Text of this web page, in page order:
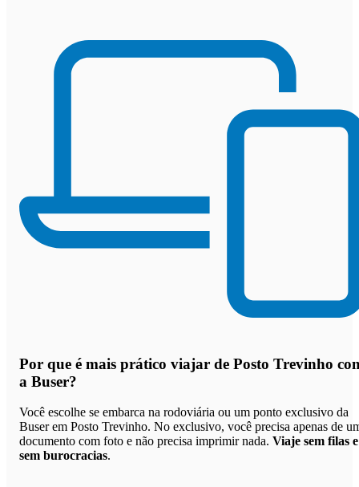
Por que é mais prático viajar de Posto Trevinho
a Buser?
Você escolhe se embarca na rodoviária ou um ponto exclusivo da
Buser em Posto Trevinho. No exclusivo, você precisa apenas de
documento com foto e não precisa imprimir nada. Viaje sem filas e
sem burocracias.